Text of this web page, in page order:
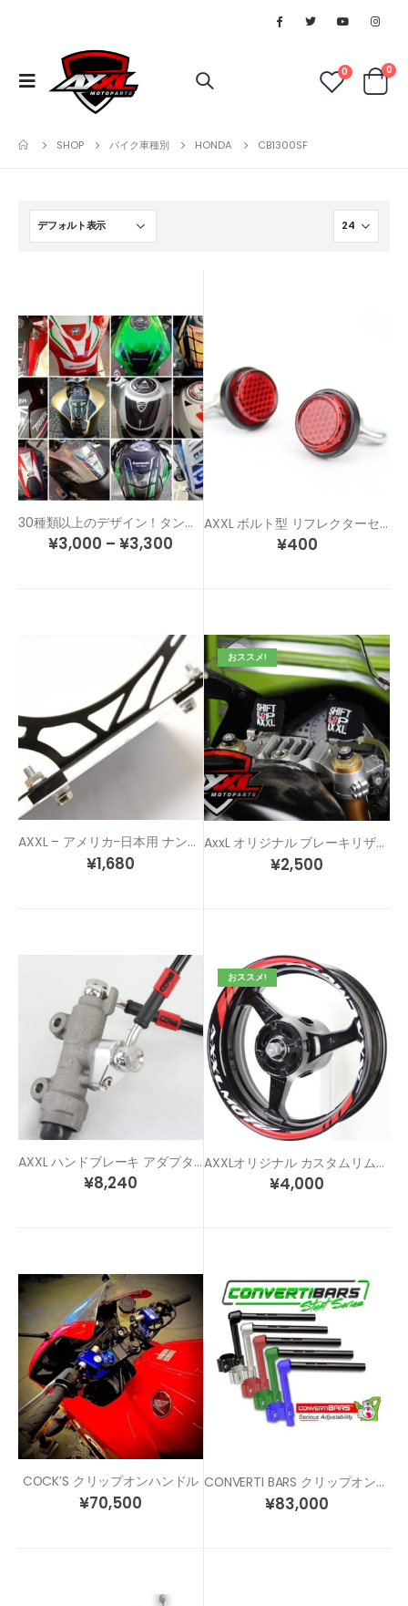
0 0
SHOP バイク車種別 HONDA CB1300SF
30種類以上のデザイン！タンクのドレスアップ＆傷防止！カスタム タンクパッド
¥3,000 – ¥3,300
AXXL ボルト型 リフレクターセット
¥400
AXXL – アメリカ-日本用 ナンバー穴 変換ステーキット
¥1,680
おススメ!
AxxL オリジナル ブレーキリザーバーカバーセット
¥2,500
AXXL ハンドブレーキ アダプター
¥8,240
おススメ!
AXXLオリジナル カスタムリムステッカー SP1
¥4,000
COCK’S クリップオンハンドル
¥70,500
CONVERTI BARS クリップオンハンドル 各サイズ/各色
¥83,000